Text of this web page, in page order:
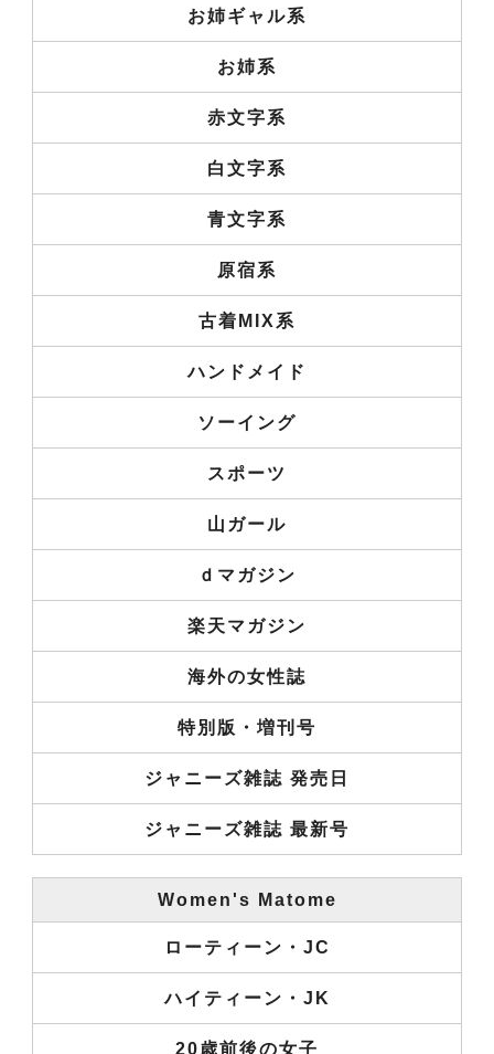
お姉ギャル系
お姉系
赤文字系
白文字系
青文字系
原宿系
古着MIX系
ハンドメイド
ソーイング
スポーツ
山ガール
ｄマガジン
楽天マガジン
海外の女性誌
特別版・増刊号
ジャニーズ雑誌 発売日
ジャニーズ雑誌 最新号
Women's Matome
ローティーン・JC
ハイティーン・JK
20歳前後の女子